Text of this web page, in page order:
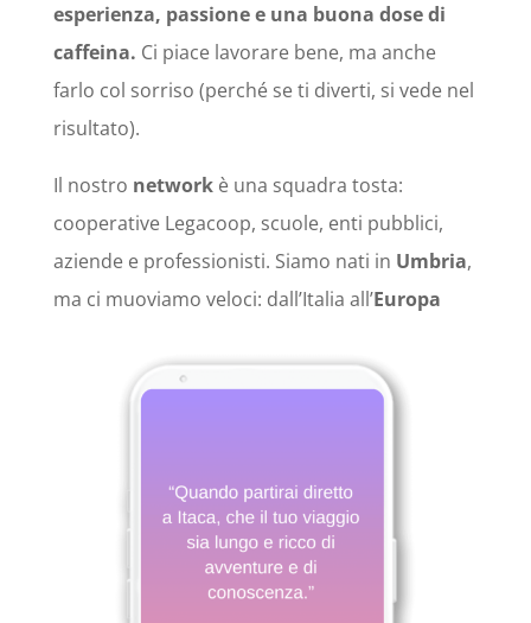
esperienza, passione e una buona dose di
caffeina. Ci piace lavorare bene, ma anche
farlo col sorriso (perché se ti diverti, si vede nel
risultato).
Il nostro networkè una squadra tosta:
cooperative Legacoop, scuole, enti pubblici,
aziende e professionisti. Siamo nati in Umbria,
ma ci muoviamo veloci: dall’Italia all’Europa